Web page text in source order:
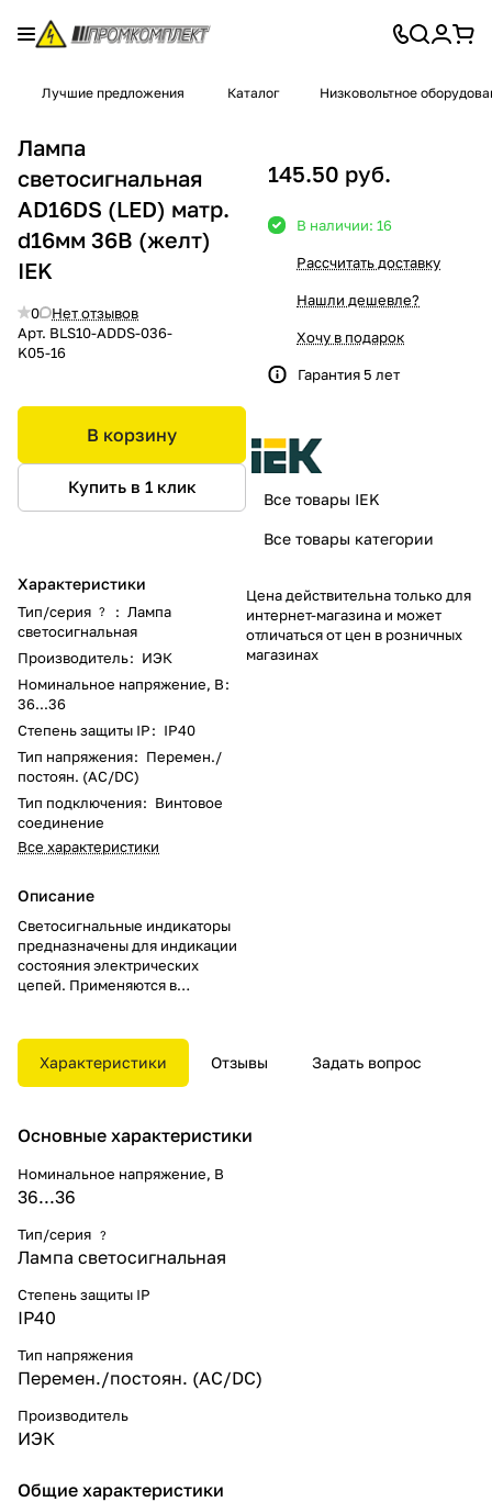
Лучшие предложения Каталог Низковольтное
Лампа
светосигнальная
AD16DS (LED) матр.
d16мм 36В (желт)
IEK
0
Нет отзывов
Арт. BLS10-ADDS-036-
K05-16
В корзину
Купить в 1 клик
Характеристики
Тип/серия ? : Лампа
светосигнальная
Производитель: ИЭК
Номинальное напряжение, В:
36...36
Степень защиты IP: IP40
Тип напряжения: Перемен./
постоян. (AC/DC)
Тип подключения: Винтовое
соединение
Все характеристики
Описание
Светосигнальные индикаторы
предназначены для индикации
состояния электрических
цепей. Применяются в
энергоснабжения.
Разнообразные цветовые
и панели.
145.50 руб.
В наличии: 16
Рассчитать доставку
Нашли дешевле?
Хочу в подарок
Гарантия 5 лет
Все товары IEK
Все товары категории
Цена действительна только для
интернет-магазина и может
отличаться от цен в розничных
магазинах
Характеристики Отзывы Задать вопрос
Основные характеристики
Номинальное напряжение, В
36...36
Тип/серия ?
Лампа светосигнальная
Степень защиты IP
IP40
Тип напряжения
Перемен./постоян. (AC/DC)
Производитель
ИЭК
Общие характеристики